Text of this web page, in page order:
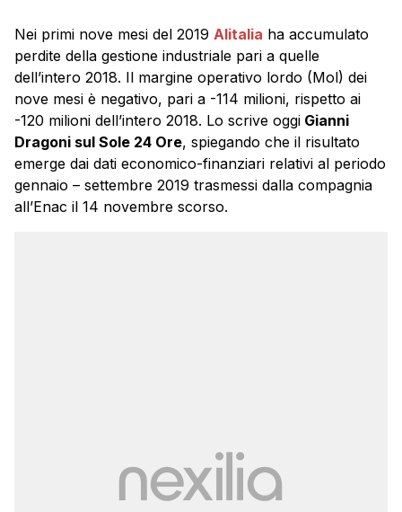
Nei primi nove mesi del 2019 Alitalia ha accumulato
perdite della gestione industriale pari a quelle
dell’intero 2018. Il margine operativo lordo (Mol) dei
nove mesi è negativo, pari a -114 milioni, rispetto ai
-120 milioni dell’intero 2018. Lo scrive oggi Gianni
Dragoni sul Sole 24 Ore, spiegando che il risultato
emerge dai dati economico-finanziari relativi al periodo
gennaio – settembre 2019 trasmessi dalla compagnia
all’Enac il 14 novembre scorso.